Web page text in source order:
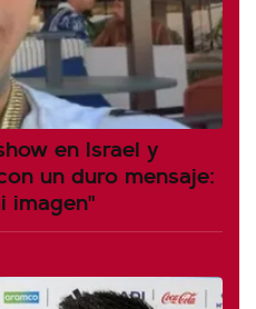
en Israel y
un duro mensaje:
imagen"